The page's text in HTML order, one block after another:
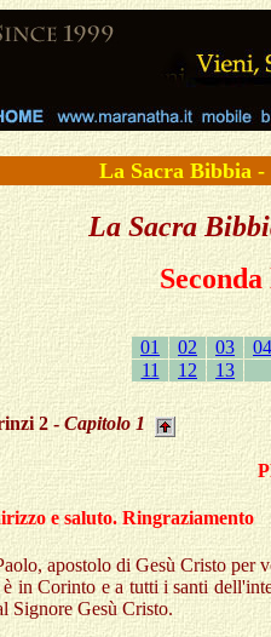
La Sacra
La Sacra
01 02 03
04
11
12 13
2 -Capitolo 1
e saluto. Ringraziamento
apostolo di Gesù Cristo per
è in Corinto e a tutti i santi
Signore Gesù Cristo.